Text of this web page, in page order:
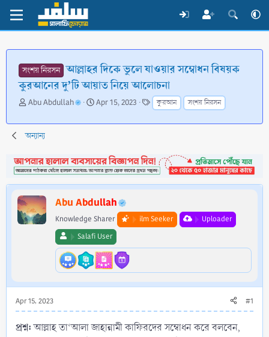
সংশয় নিরসন আল্লাহর দিকে ভুলে যাওয়ার সম্বোধন বিষয়ক
কুরআনের দু’টি আয়াত নিয়ে আলোচনা
T
r
e
d
s
r
t
e
Abu Abdullah
S
a
d
a
Apr 15, 2023
T
a
g
কুরআন সংশয় নিরসন
অন্যান্য
Abu Abdullah
Knowledge Sharer ilm Seeker
Uploader
Salafi User
Apr 15, 2023 #1
প্রশ্ন:আল্লাহ তা‘আলা জাহান্নামী কাফিরদের সম্বোধন করে বলবেন,